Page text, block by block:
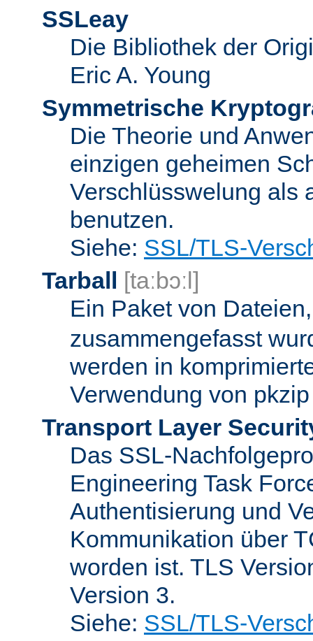
SSLeay
Die Bibliothek der
Eric A. Young
Symmetrische
Die Theorie und
einzigen geheimen
Verschlüsswelung als
benutzen.
Siehe: SSL/TLS-
Tarball [taːbɔːl]
Ein Paket von
zusammengefasst
werden in
Verwendung von
Transport Layer
Das SSL-
Engineering Task
Authentisierung und
Kommunikation über
worden ist. TLS
Version 3.
Siehe: SSL/TLS-